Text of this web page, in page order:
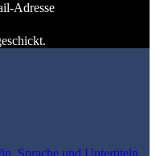
Adresse
Sprache und Untertiteln